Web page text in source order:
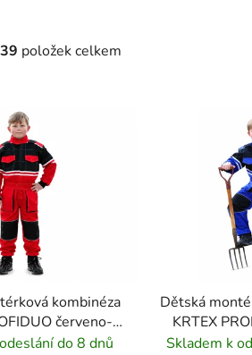
39 položek celkem
kombinéza
červeno-
černá
do 8 dnů
Dětská
KRTEX
Skladem k